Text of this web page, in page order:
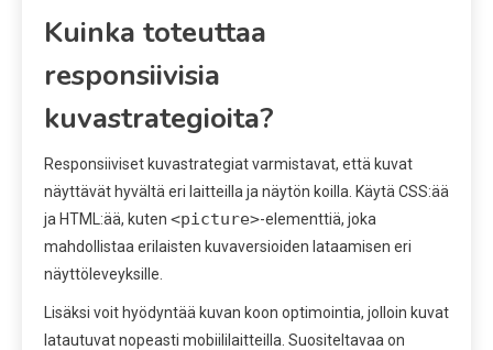
Kuinka toteuttaa
responsiivisia
kuvastrategioita?
Responsiiviset kuvastrategiat varmistavat, että kuvat
näyttävät hyvältä eri laitteilla ja näytön koilla. Käytä CSS:ää
ja HTML:ää, kuten <picture>-elementtiä, joka
mahdollistaa erilaisten kuvaversioiden lataamisen eri
näyttöleveyksille.
Lisäksi voit hyödyntää kuvan koon optimointia, jolloin kuvat
latautuvat nopeasti mobiililaitteilla. Suositeltavaa on